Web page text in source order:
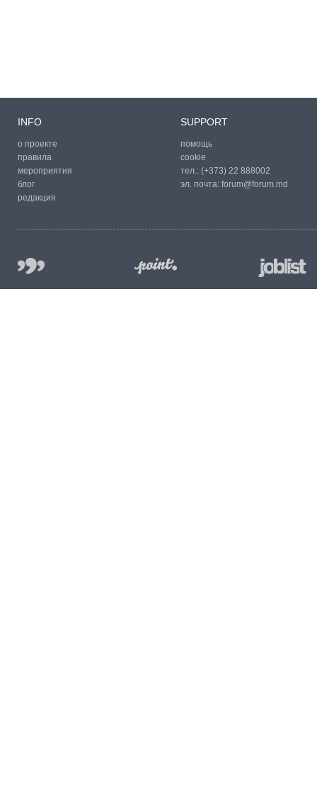
INFO
о проекте
правила
мероприятия
блог
редакция
SUPPORT
помощь
cookie
тел.: (+373) 22 888002
эл. почта: forum@forum.md